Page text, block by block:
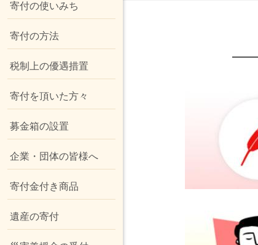
寄付の使いみち
寄付の方法
税制上の優遇措置
寄付を頂いた方々
募金箱の設置
企業・団体の皆様へ
寄付金付き商品
遺産の寄付